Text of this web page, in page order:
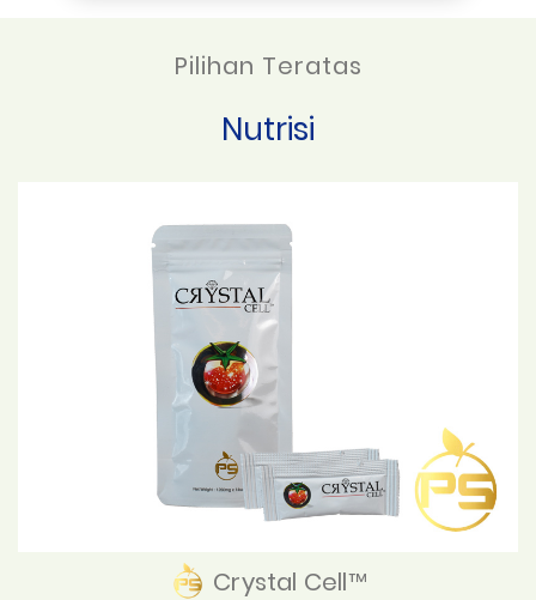
Pilihan Teratas
Nutrisi
Crystal Cell™